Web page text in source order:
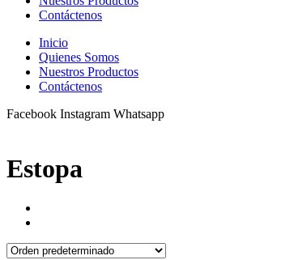
Contáctenos
Inicio
Quienes Somos
Nuestros Productos
Contáctenos
Facebook Instagram Whatsapp
Estopa